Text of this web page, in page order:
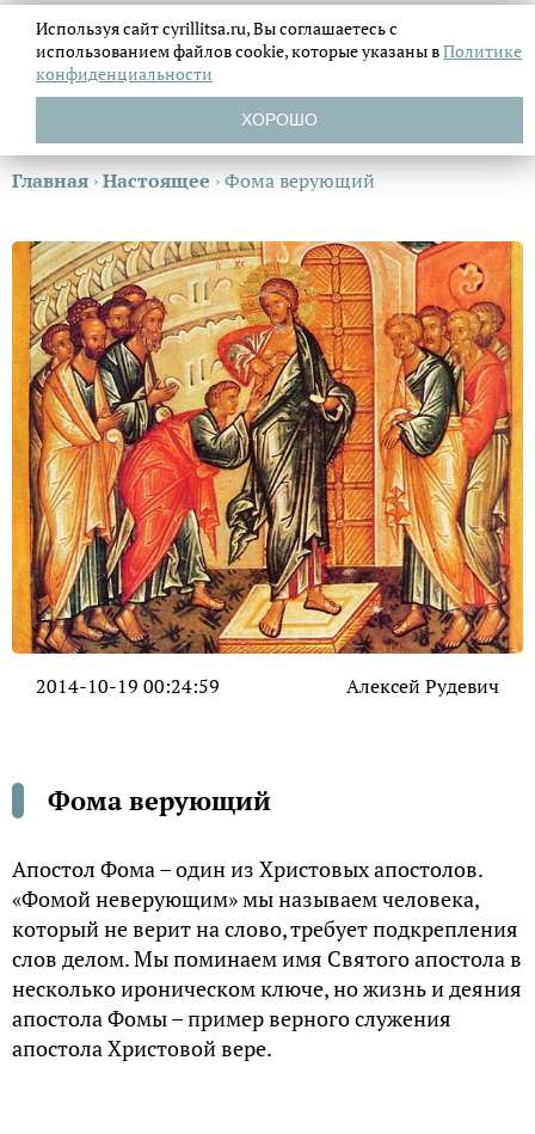
Главная ›Настоящее ›Фома верующий
2014-10-19 00:24:59 Алексей Рудевич
Фома верующий
Апостол Фома – один из Христовых апостолов.
«Фомой неверующим» мы называем человека,
который не верит на слово, требует подкрепления
слов делом. Мы поминаем имя Святого апостола в
несколько ироническом ключе, но жизнь и деяния
апостола Фомы – пример верного служения
апостола Христовой вере.
Используя сайт cyrillitsa.ru, Вы соглашаетесь с
использованием файловcookie, которые указаны вПолитике
конфиденциальности
ХОРОШО